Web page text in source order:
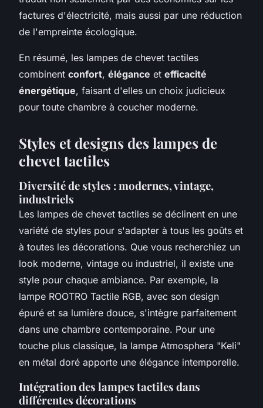
factures d'électricité, mais aussi par une réduction
de l'empreinte écologique.
En résumé, les lampes de chevet tactiles
combinent confort, élégance et efficacité
énergétique, faisant d'elles un choix judicieux
pour toute chambre à coucher moderne.
Styles et designs des lampes de
chevet tactiles
Diversité de styles : modernes, vintage,
industriels
Les lampes de chevet tactiles se déclinent en une
variété de styles pour s'adapter à tous les goûts et
à toutes les décorations. Que vous recherchiez un
look moderne, vintage ou industriel, il existe une
style pour chaque ambiance. Par exemple, la
lampe ROOTRO Tactile RGB, avec son design
épuré et sa lumière douce, s'intègre parfaitement
dans une chambre contemporaine. Pour une
touche plus classique, la lampe Atmosphera "Keli"
en métal doré apporte une élégance intemporelle.
Intégration des lampes tactiles dans
différentes décorations